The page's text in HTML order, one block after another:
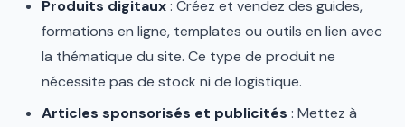
Produits digitaux: Créez et vendez des guides,
formations en ligne, templates ou outils en lien avec
la thématique du site. Ce type de produit ne
nécessite pas de stock ni de logistique.
Articles sponsorisés et publicités : Mettez à